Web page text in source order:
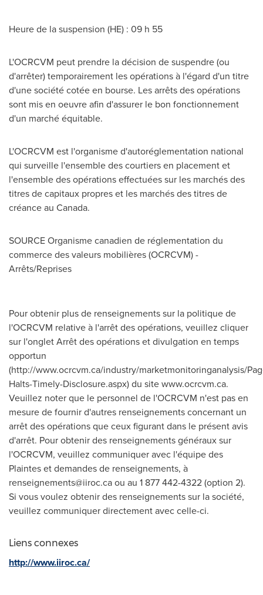
Heure de la suspension (HE) : 09 h 55
L'OCRCVM peut prendre la décision de suspendre (ou
d'arrêter) temporairement les opérations à l'égard d'un titre
d'une société cotée en bourse. Les arrêts des opérations
sont mis en oeuvre afin d'assurer le bon fonctionnement
d'un marché équitable.
L'OCRCVM est l'organisme d'autoréglementation national
qui surveille l'ensemble des courtiers en placement et
l'ensemble des opérations effectuées sur les marchés des
titres de capitaux propres et les marchés des titres de
créance au Canada.
SOURCE Organisme canadien de réglementation du
commerce des valeurs mobilières (OCRCVM) -
Arrêts/Reprises
Pour obtenir plus de renseignements sur la politique de
l'OCRCVM relative à l'arrêt des opérations, veuillez cliquer
sur l'onglet Arrêt des opérations et divulgation en temps
opportun
(http://www.ocrcvm.ca/industry/marketmonitoringanalysis/
Halts-Timely-Disclosure.aspx) du site www.ocrcvm.ca.
Veuillez noter que le personnel de l'OCRCVM n'est pas en
mesure de fournir d'autres renseignements concernant un
arrêt des opérations que ceux figurant dans le présent avis
d'arrêt. Pour obtenir des renseignements généraux sur
l'OCRCVM, veuillez communiquer avec l'équipe des
Plaintes et demandes de renseignements, à
renseignements@iiroc.caou au 1 877 442-4322 (option 2).
Si vous voulez obtenir des renseignements sur la société,
veuillez communiquer directement avec celle-ci.
Liens connexes
http://www.iiroc.ca/